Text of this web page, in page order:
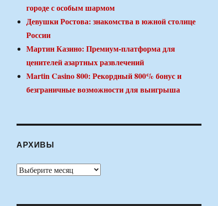
городе с особым шармом
Девушки Ростова: знакомства в южной столице
России
Мартин Казино: Премиум-платформа для
ценителей азартных развлечений
Martin Casino 800: Рекордный 800% бонус и
безграничные возможности для выигрыша
АРХИВЫ
Архивы